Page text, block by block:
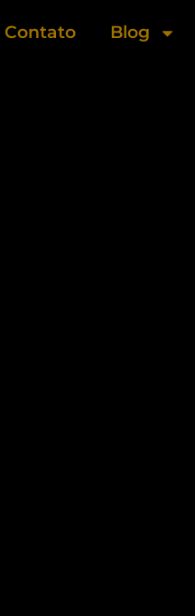
Contato Blog